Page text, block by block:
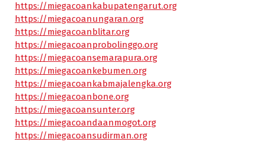
https://miegacoankabupatengarut.org
https://miegacoanungaran.org
https://miegacoanblitar.org
https://miegacoanprobolinggo.org
https://miegacoansemarapura.org
https://miegacoankebumen.org
https://miegacoankabmajalengka.org
https://miegacoanbone.org
https://miegacoansunter.org
https://miegacoandaanmogot.org
https://miegacoansudirman.org